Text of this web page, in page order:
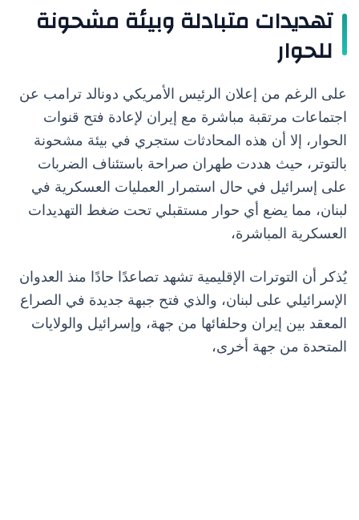
تهديدات متبادلة وبيئة مشحونة
للحوار
على الرغم من إعلان الرئيس الأمريكي دونالد ترامب عن
اجتماعات مرتقبة مباشرة مع إيران لإعادة فتح قنوات
الحوار، إلا أن هذه المحادثات ستجري في بيئة مشحونة
بالتوتر، حيث هددت طهران صراحة باستئناف الضربات
على إسرائيل في حال استمرار العمليات العسكرية في
لبنان، مما يضع أي حوار مستقبلي تحت ضغط التهديدات
العسكرية المباشرة،
يُذكر أن التوترات الإقليمية تشهد تصاعدًا حادًا منذ العدوان
الإسرائيلي على لبنان، والذي فتح جبهة جديدة في الصراع
المعقد بين إيران وحلفائها من جهة، وإسرائيل والولايات
المتحدة من جهة أخرى،